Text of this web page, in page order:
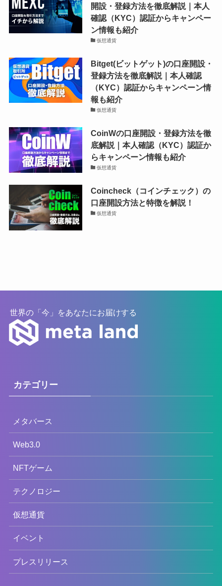
開設・登録方法を徹底解説｜本人
確認（KYC）認証からキャンペー
ン情報も紹介
仮想通貨
Bitget(ビットゲット)の口座開設・
登録方法を徹底解説｜本人確認
（KYC）認証からキャンペーン情
報も紹介
仮想通貨
CoinWの口座開設・登録方法を徹
底解説｜本人確認（KYC）認証か
らキャンペーン情報も紹介
仮想通貨
Coincheck（コインチェック）の
口座開設方法と特徴を解説！
仮想通貨
世界の「今」をあなたにお届けする
カテゴリー
メタバース
Web3.0
NFTゲーム
テクノロジー
仮想通貨
イベント
プレスリリース